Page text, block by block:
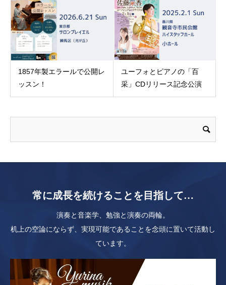
1857年製エラールで公開レ
ッスン！
ユーフォとピアノの「百
采」CDリリース記念公演
常に成長を続けることを目指して…
演奏と音楽学、勉強と演奏の両輪。
机上の空論にならず、実現可能であることを念頭に置いて活動し
ています。